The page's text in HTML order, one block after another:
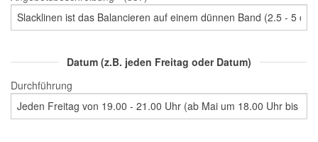
Datum (z.B. jeden Freitag oder Datum)
Durchführung